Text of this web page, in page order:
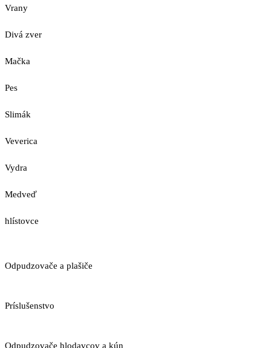
Vrany
Divá zver
Mačka
Pes
Slimák
Veverica
Vydra
Medveď
hlístovce
Odpudzovače a plašiče
Príslušenstvo
Odpudzovače hlodavcov a kún